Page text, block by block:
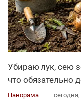
Убираю лук, сею
что обязательно
Панорама сегодня,